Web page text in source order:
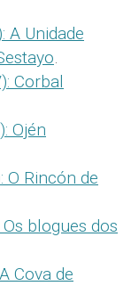
A Unidade
.
Corbal
Ojén
O Rincón de
blogues dos
Cova de